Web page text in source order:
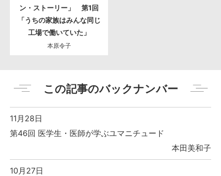
ン・ストーリー」 第1回
「うちの家族はみんな同じ
工場で働いていた」
本原令子
この記事のバックナンバー
11月28日
第46回 医学生・医師が学ぶユマニチュード
本田美和子
10月27日